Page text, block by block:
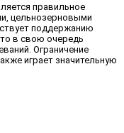
правильное
цельнозерновыми
поддержанию
в свою очередь
Ограничение
играет значительную